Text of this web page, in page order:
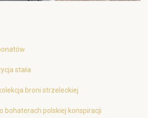
stała
broni strzeleckiej
bohaterach polskiej konspiracji